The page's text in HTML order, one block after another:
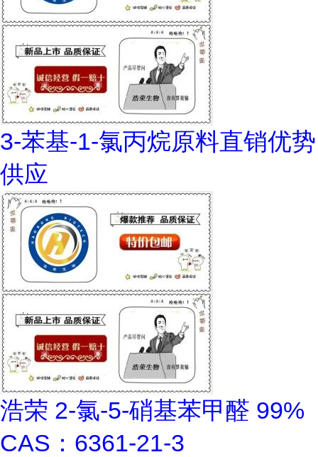
3-苯基-1-氯丙烷原料直销优势
供应
浩荣 2-氯-5-硝基苯甲醛 99%
CAS：6361-21-3